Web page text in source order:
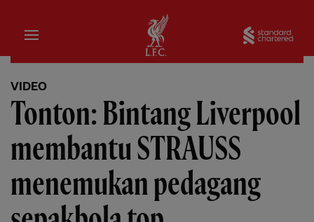
Rumah
VIDEO
Tonton: Bintang Liverpool
membantu STRAUSS
menemukan pedagang